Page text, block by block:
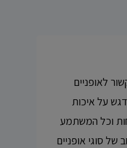
לאופניים
על איכות
וכל המשתמע
של סוגי אופניים